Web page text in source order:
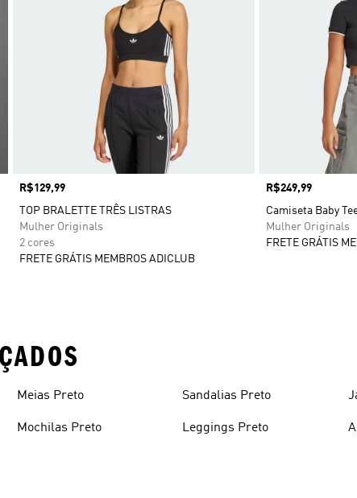
Preço
R$129,99
TOP BRALETTE TRÊS LISTRAS
Mulher Originals
2 cores
FRETE GRÁTIS MEMBROS ADICLUB
Preço
R$249,99
Camiseta Baby
Mulher Originals
FRETE GRÁTIS
Meias Preto
Mochilas Preto
Sandalias Preto
Leggings Preto